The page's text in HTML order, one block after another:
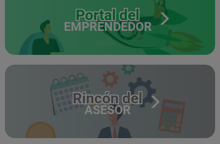
Portal del
EMPRENDEDOR
Rincón del
ASESOR